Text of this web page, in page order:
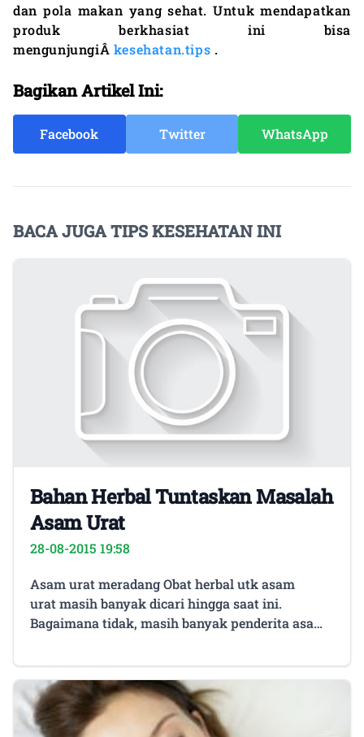
dan pola makan yang sehat. Untuk mendapatkan
produk berkhasiat ini bisa
mengunjungiÂ kesehatan.tips .
Bagikan Artikel Ini:
Facebook Twitter WhatsApp
BACA JUGA TIPS KESEHATAN INI
Bahan Herbal Tuntaskan Masalah
Asam Urat
28-08-2015 19:58
Asam urat meradang Obat herbal utk asam
urat masih banyak dicari hingga saat ini.
Bagaimana tidak, masih banyak penderita asam
tersebut. Pasalnya dampak yang ditimbulkan
oleh penyakit ini sangatlah tidak mengenakkan.
Ketika meradang umumnya penderita
merasakan nyeri serta ngilu yang amat sangat.